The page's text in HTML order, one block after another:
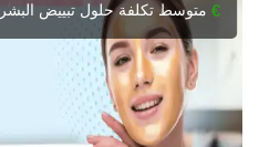
متوسط تكلفة حلول تبييض 285 €